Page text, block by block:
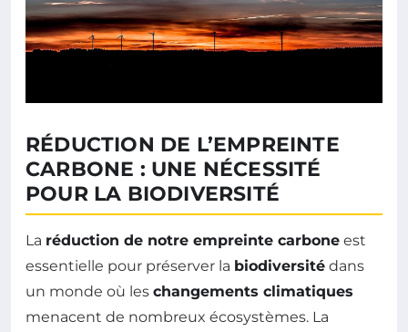
RÉDUCTION DE L’EMPREINTE
CARBONE : UNE NÉCESSITÉ
POUR LA BIODIVERSITÉ
La réduction de notre empreinte carbone est
essentielle pour préserver la biodiversité dans
un monde où les changements climatiques
menacent de nombreux écosystèmes. La